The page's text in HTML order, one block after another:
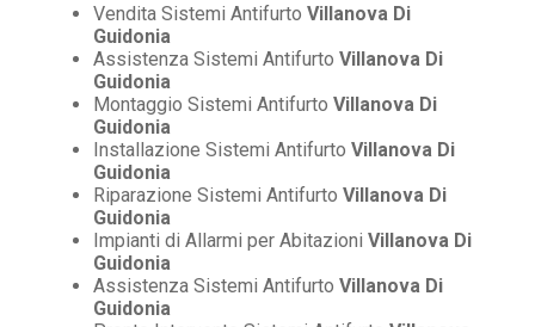
Vendita Sistemi Antifurto Villanova Di
Guidonia
Assistenza Sistemi Antifurto Villanova Di
Guidonia
Montaggio Sistemi Antifurto Villanova Di
Guidonia
Installazione Sistemi Antifurto Villanova Di
Guidonia
Riparazione Sistemi Antifurto Villanova Di
Guidonia
Impianti di Allarmi per Abitazioni Villanova Di
Guidonia
Assistenza Sistemi Antifurto Villanova Di
Guidonia